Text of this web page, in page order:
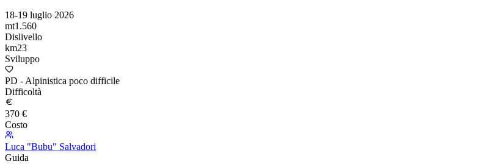
18-19 luglio 2026
mt1.560
Dislivello
km23
Sviluppo
PD - Alpinistica poco difficile
Difficoltà
370 €
Costo
Luca "Bubu" Salvadori
Guida